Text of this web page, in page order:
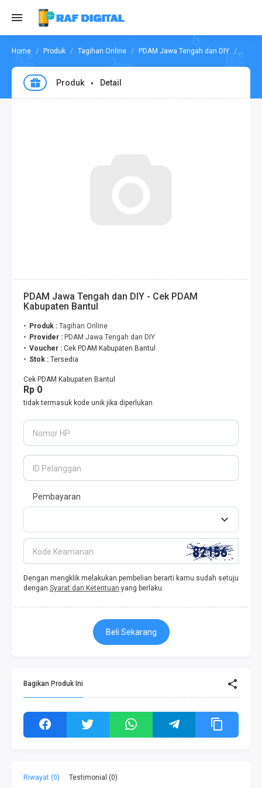
Produk Tagihan Online PDAM Jawa Tengah dan DIY Cek
Produk Detail
PDAM Jawa Tengah dan DIY - Cek PDAM
Kabupaten Bantul
Produk : Tagihan Online
Provider : PDAM Jawa Tengah dan DIY
Voucher : Cek PDAM Kabupaten Bantul
Stok : Tersedia
Cek PDAM Kabupaten Bantul
Rp 0
tidak termasuk kode unik jika diperlukan
Nomor HP
ID Pelanggan
Pembayaran
Kode Keamanan
Dengan mengklik melakukan pembelian berarti kamu sudah setuju
dengan Syarat dan Ketentuan yang berlaku.
Beli Sekarang
Bagikan Produk Ini
Riwayat (0) Testimonial (0)